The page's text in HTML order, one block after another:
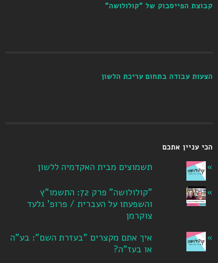
קבוצת הפייסבוק של "קולולושה"
הצעות עבודה בתחום עריכת הלשון
הכי עניין אתכם
תשמוצים מבית האקדמיה ללשון
"קולולושה" פרק 72: התשמו"ץ
והשפעתו על העברית / פרופ' גלעד
צוקרמן
איך אתם מקצרים "בעזרת השם": בע"ה
או בעז"ה?